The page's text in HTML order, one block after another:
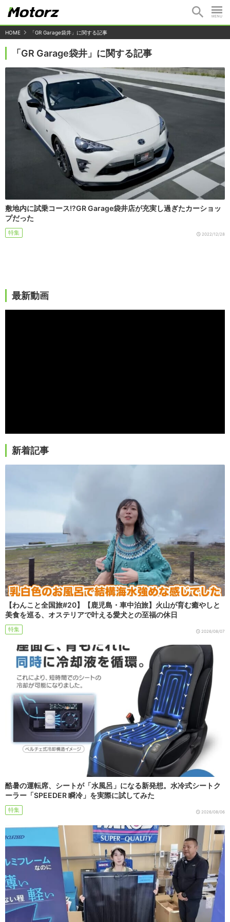
HOME 「GR Garage袋井」に関する記事
「GR Garage袋井」に関する記事
敷地内に試乗コース!?GR Garage袋井店が充実し過ぎたカーショッ
プだった
特集 2022/12/28
最新動画
新着記事
【わんこと全国旅#20】【鹿児島・車中泊旅】火山が育む癒やしと
美食を巡る、オステリアで叶える愛犬との至福の休日
特集 2026/08/07
酷暑の運転席、シートが「水風呂」になる新発想。水冷式シートク
ーラー「SPEEDER 瞬冷」を実際に試してみた
特集 2026/08/06